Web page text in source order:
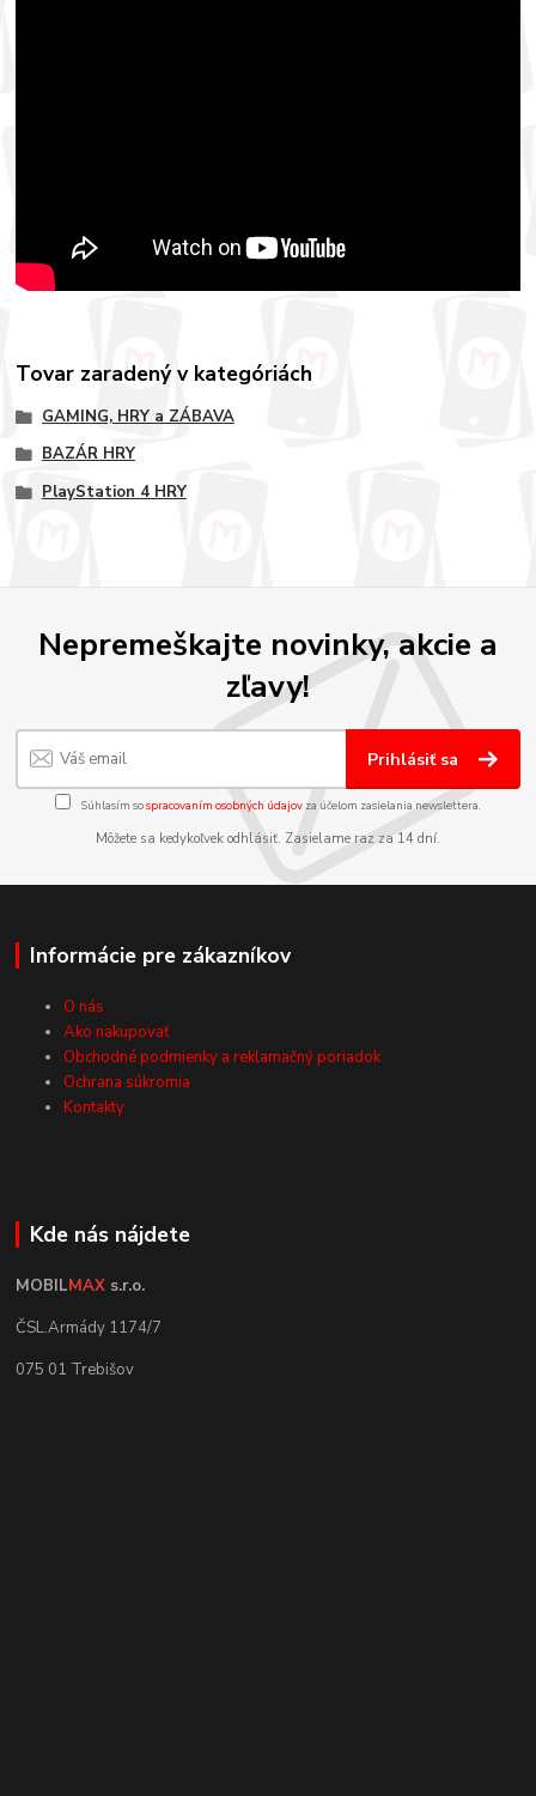
Tovar zaradený v kategóriách
GAMING, HRY a ZÁBAVA
BAZÁR HRY
PlayStation 4 HRY
Nepremeškajte novinky, akcie a
zľavy!
Prihlásiť sa
Súhlasím sospracovaním osobných údajov za účelom zasielania newslettera.
Môžete sa kedykoľvek odhlásiť. Zasielame raz za 14 dní.
Informácie pre zákazníkov
O nás
Ako nakupovať
Obchodné podmienky a reklamačný poriadok
Ochrana súkromia
Kontakty
Kde nás nájdete
MOBILMAX s.r.o.
ČSL.Armády 1174/7
075 01 Trebišov